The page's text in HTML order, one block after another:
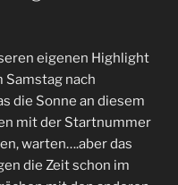
eigenen Highlight
Samstag nach
die Sonne an diesem
mit der Startnummer
warten….aber das
die Zeit schon im